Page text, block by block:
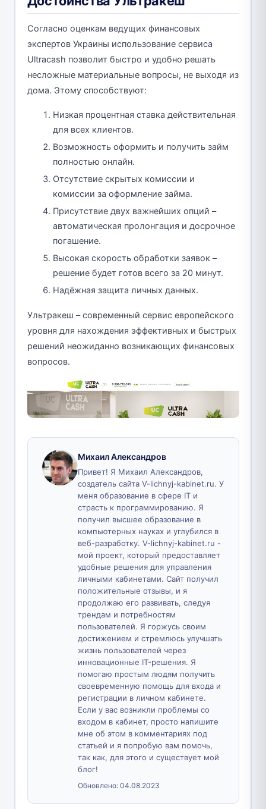
Согласно оценкам ведущих финансовых
экспертов Украины использование сервиса
Ultracash позволит быстро и удобно решать
несложные материальные вопросы, не выходя из
дома. Этому способствуют:
Низкая процентная ставка действительная
для всех клиентов.
Возможность оформить и получить займ
полностью онлайн.
Отсутствие скрытых комиссии и
комиссии за оформление займа.
Присутствие двух важнейших опций –
автоматическая пролонгация и досрочное
погашение.
Высокая скорость обработки заявок –
решение будет готов всего за 20 минут.
Надёжная защита личных данных.
Ультракеш – современный сервис европейского
уровня для нахождения эффективных и быстрых
решений неожиданно возникающих финансовых
вопросов.
Михаил Александров
Привет! Я Михаил Александров,
создатель сайта V-lichnyj-kabinet.ru. У
меня образование в сфере IT и
страсть к программированию. Я
получил высшее образование в
компьютерных науках и углубился в
веб-разработку. V-lichnyj-kabinet.ru -
мой проект, который предоставляет
удобные решения для управления
личными кабинетами. Сайт получил
положительные отзывы, и я
продолжаю его развивать, следуя
трендам и потребностям
пользователей. Я горжусь своим
достижением и стремлюсь улучшать
жизнь пользователей через
инновационные IT-решения. Я
помогаю простым людям получить
своевременную помощь для входа и
регистрации в личном кабинете.
Если у вас возникли проблемы со
входом в кабинет, просто напишите
мне об этом в комментариях под
статьей и я попробую вам помочь,
так как, для этого и существует мой
блог!
Обновлено: 04.08.2023